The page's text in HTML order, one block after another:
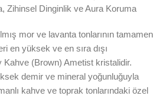
Zihinsel Dinginlik ve Aura Koruma
mor ve lavanta tonlarının tamamen
en yüksek ve en sıra dışı
(Brown) Ametist kristalidir.
demir ve mineral yoğunluğuyla
kahve ve toprak tonlarındaki özel